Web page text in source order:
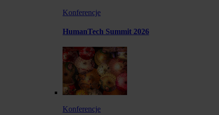
Konferencje
HumanTech Summit 2026
Konferencje